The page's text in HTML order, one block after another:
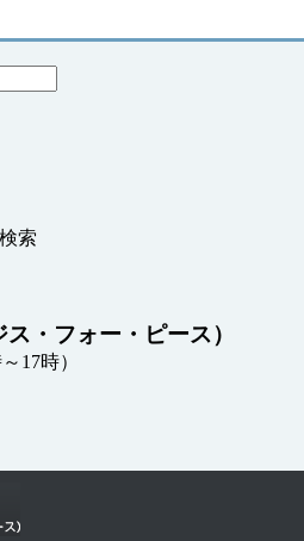
ス・フォー・ピース）
17時）